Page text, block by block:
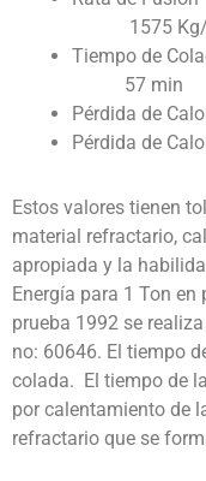
1575 Kg/
Tiempo
57 min
Pérdida de
Pérdida de
Estos valores tienen
material refractario,
apropiada y la
Energía para 1 Ton
prueba 1992 se
no: 60646. El tiempo
colada. El tiempo de
por calentamiento de
refractario que se